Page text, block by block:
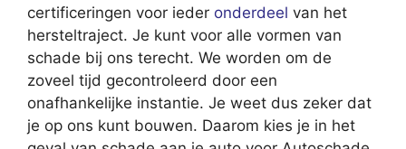
certificeringen voor ieder onderdeel van het
hersteltraject. Je kunt voor alle vormen van
schade bij ons terecht. We worden om de
zoveel tijd gecontroleerd door een
onafhankelijke instantie. Je weet dus zeker dat
je op ons kunt bouwen. Daarom kies je in het